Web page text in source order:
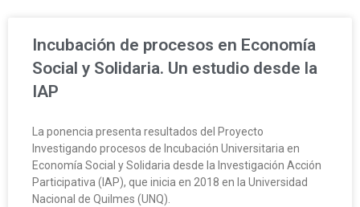
Incubación de procesos en Economía
Social y Solidaria. Un estudio desde la
IAP
La ponencia presenta resultados del Proyecto
Investigando procesos de Incubación Universitaria en
Economía Social y Solidaria desde la Investigación Acción
Participativa (IAP), que inicia en 2018 en la Universidad
Nacional de Quilmes (UNQ).